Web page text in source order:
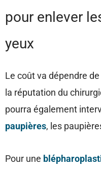
pour enlever
yeux
Le coût va dépendre de
la réputation du
pourra également
paupières, les
Pour une